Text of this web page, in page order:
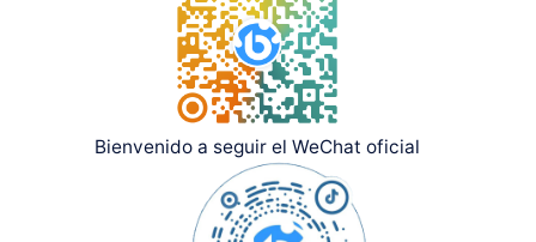
Bienvenido a seguir el WeChat oficial